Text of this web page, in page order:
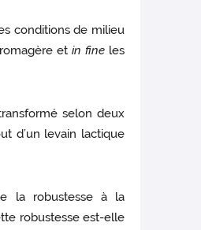
conditions de milieu
etin fine les
selon deux
d’un levain lactique
la robustesse à la
robustesse est-elle